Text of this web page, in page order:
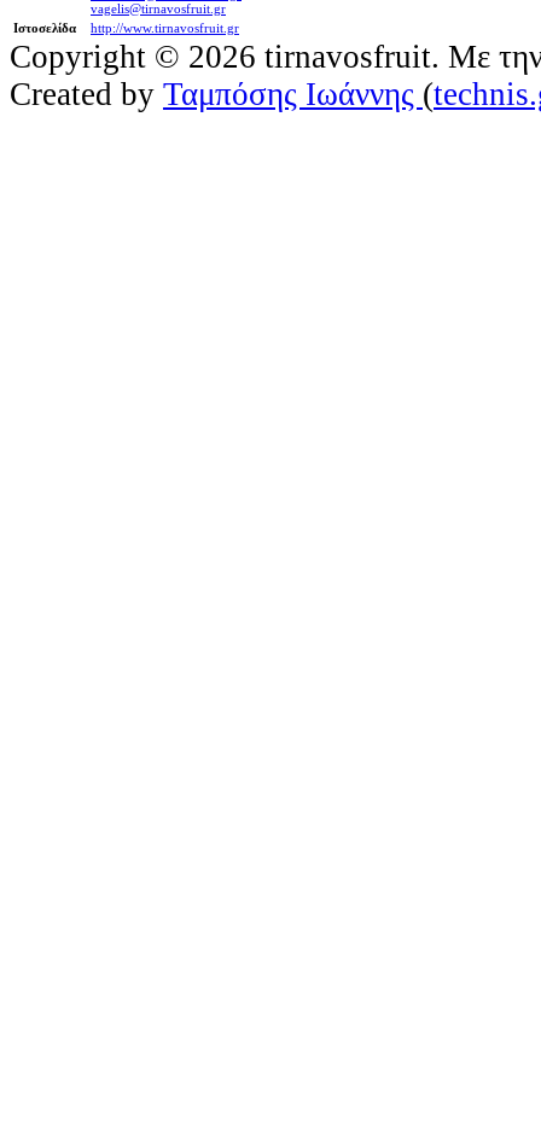
vagelis@tirnavosfruit.gr
Ιστοσελίδα
http://www.tirnavosfruit.gr
Copyright © 2026 tirnavosfruit. Με την
Created by Ταμπόσης Ιωάννης (